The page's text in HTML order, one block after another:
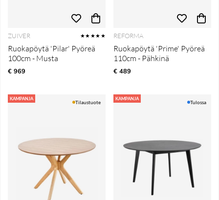
ZUIVER ★★★★★
Ruokapöytä 'Pilar' Pyöreä
100cm - Musta
€ 969
REFORMA
Ruokapöytä 'Prime' Pyöreä
110cm - Pähkinä
€ 489
KAMPANJA
Tilaustuote
KAMPANJA
Tulossa